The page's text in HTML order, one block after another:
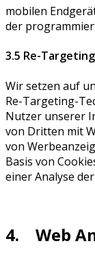
mobilen
der
3.5 Re-Targeting
Wir setzen auf
Re-Targeting-
Nutzer unserer
von Dritten mit
von
Basis von
einer Analyse
4. Web